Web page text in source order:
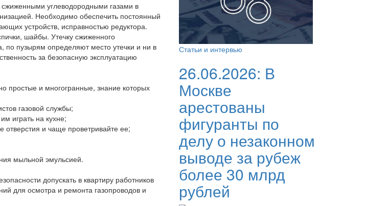
углеводородными газами в
Необходимо обеспечить постоянный
устройств, исправностью редуктора.
шайбы. Утечку сжиженного
по пузырям определяют место утечки и ни в
за безопасную эксплуатацию
простые и многогранные, знание которых
газовой службы;
играть на кухне;
отверстия и чаще проветривайте ее;
мыльной эмульсией.
допускать в квартиру работников
для осмотра и ремонта газопроводов и
Статьи и интервью
26.06.2026: В
Москве
арестованы
фигуранты по
делу о незаконном
выводе за рубеж
более 30 млрд
рублей